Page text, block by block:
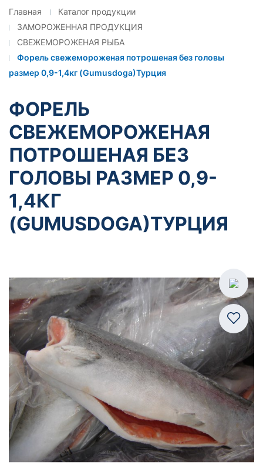
Главная
Каталог продукции
ЗАМОРОЖЕННАЯ ПРОДУКЦИЯ
СВЕЖЕМОРОЖЕНАЯ РЫБА
Форель свежемороженая потрошеная без головы
размер 0,9-1,4кг (Gumusdoga)Турция
ФОРЕЛЬ
СВЕЖЕМОРОЖЕНАЯ
ПОТРОШЕНАЯ БЕЗ
ГОЛОВЫ РАЗМЕР 0,9-
1,4КГ
(GUMUSDOGA)ТУРЦИЯ